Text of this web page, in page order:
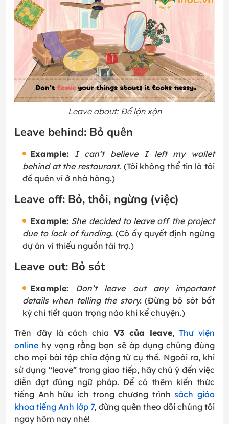
Leave about: Để lộn xộn
Leave behind: Bỏ quên
Example:
I can’t believe I left my wallet
behind at the restaurant. (Tôi không thể tin là tôi
để quên ví ở nhà hàng.)
Leave off: Bỏ, thôi, ngừng (việc)
Example: She decided to leave off the project
due to lack of funding. (Cô ấy quyết định ngừng
dự án vì thiếu nguồn tài trợ.)
Leave out: Bỏ sót
Example:
Don’t leave out any important
details when telling the story. (Đừng bỏ sót bất
kỳ chi tiết quan trọng nào khi kể chuyện.)
Trên đây là cách chia V3 của leave, Thư viện
online hy vọng rằng bạn sẽ áp dụng chúng đúng
cho mọi bài tập chia động từ cụ thể. Ngoài ra, khi
sử dụng “leave” trong giao tiếp, hãy chú ý đến việc
diễn đạt đúng ngữ pháp. Để có thêm kiến thức
tiếng Anh hữu ích trong chương trìnhsách giáo
khoa tiếng Anh lớp 7, đừng quên theo dõi chúng tôi
ngay hôm nay nhé!